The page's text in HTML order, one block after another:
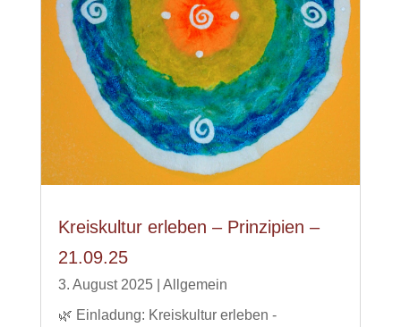
Kreiskultur erleben – Prinzipien –
21.09.25
3. August 2025| Allgemein
🌿 Einladung: Kreiskultur erleben -